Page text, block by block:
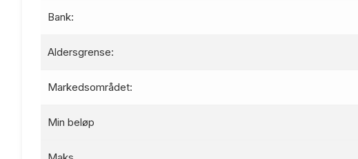
Bank:
Aldersgrense:
Markedsområdet:
Min beløp